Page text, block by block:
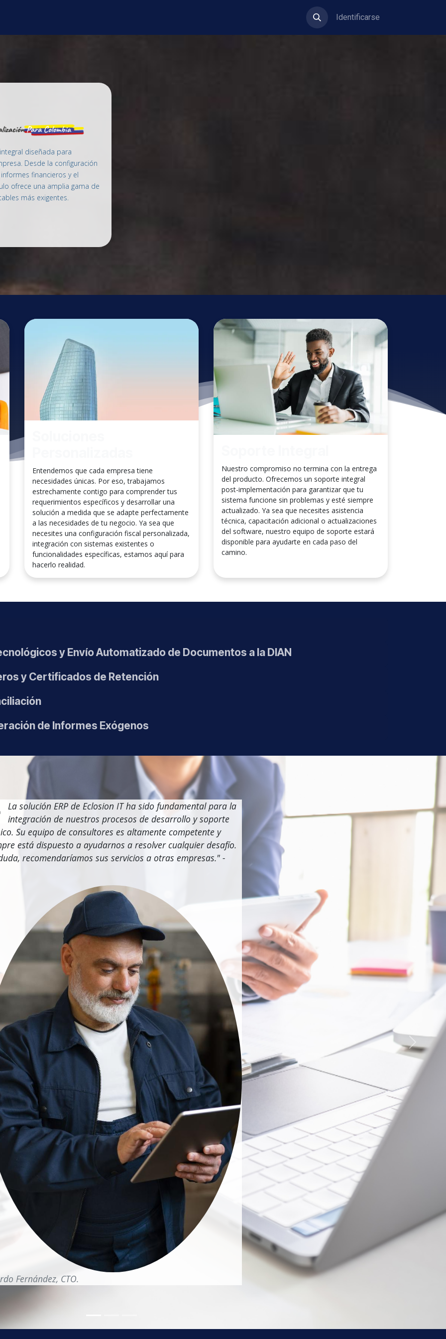
Identificarse
diseñada para
Desde la configuración
financieros y el
ofrece una amplia gama de
más exigentes.
Entendemos que cada empresa tiene
necesidades únicas. Por eso, trabajamos
estrechamente contigo para comprender tus
requerimientos específicos y desarrollar una
solución a medida que se adapte perfectamente
a las necesidades de tu negocio. Ya sea que
necesites una configuración fiscal personalizada,
integración con sistemas existentes o
funcionalidades específicas, estamos aquí para
hacerlo realidad.
Nuestro compromiso no termina con la entrega
del producto. Ofrecemos un soporte integral
post-implementación para garantizar que tu
sistema funcione sin problemas y esté siempre
actualizado. Ya sea que necesites asistencia
técnica, capacitación adicional o actualizaciones
del software, nuestro equipo de soporte estará
disponible para ayudarte en cada paso del
camino.
y Envío Automatizado de Documentos a la DIAN
y Certificados de Retención
de Informes Exógenos
La solución ERP de Eclosion IT ha sido fundamental para la
integración de nuestros procesos de desarrollo y soporte
Su equipo de consultores es altamente competente y
está dispuesto a ayudarnos a resolver cualquier desafío.
recomendaríamos sus servicios a otras empresas." -
Fernández, CTO.
Siguiente